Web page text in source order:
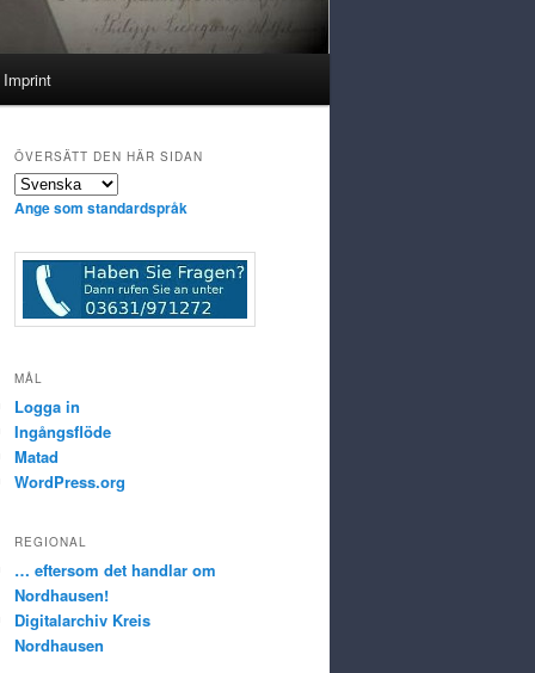
Imprint
ÖVERSÄTT DEN HÄR SIDAN
Ange som standardspråk
MÅL
Logga in
Ingångsflöde
Matad
WordPress.org
REGIONAL
… eftersom det handlar om
Nordhausen!
Digitalarchiv Kreis
Nordhausen